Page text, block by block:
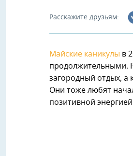
Расскажите друзьям:
Майские каникулы в
продолжительными.
загородный отдых, а
Они тоже любят
позитивной